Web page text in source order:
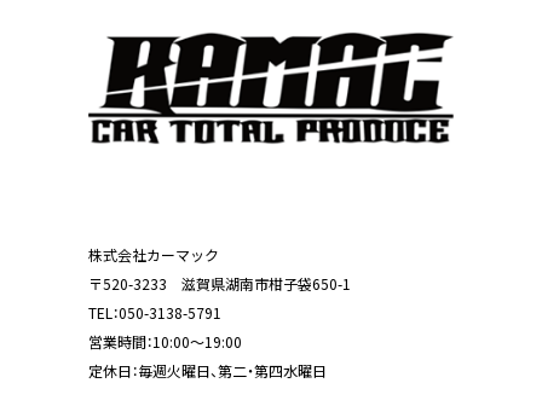
株式会社カーマック
〒520-3233 滋賀県湖南市柑子袋650-1
TEL：050-3138-5791
営業時間：10:00～19:00
定休日：毎週火曜日、第二・第四水曜日